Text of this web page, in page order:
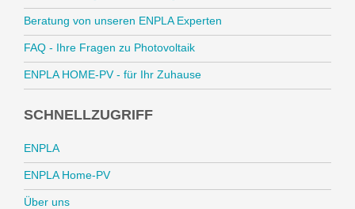
Beratung von unseren ENPLA Experten
FAQ - Ihre Fragen zu Photovoltaik
ENPLA HOME-PV - für Ihr Zuhause
SCHNELLZUGRIFF
ENPLA
ENPLA Home-PV
Über uns